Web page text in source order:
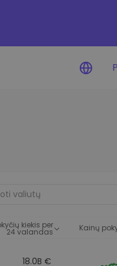
kiekis per
24 valandas Kainų
18.0B €